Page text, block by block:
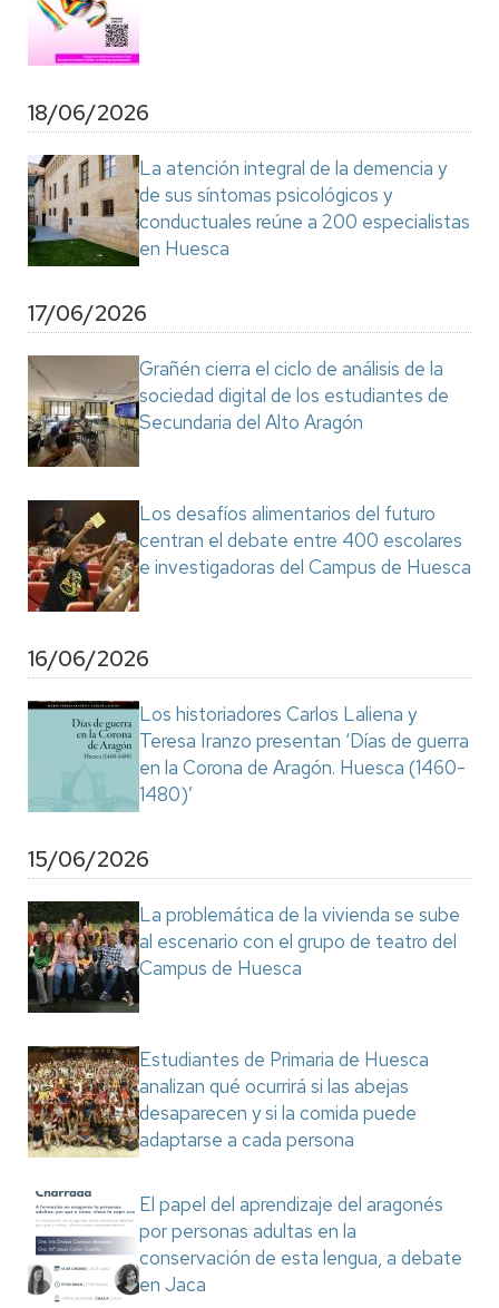
18/06/2026
La atención integral de la demencia y
de sus síntomas psicológicos y
conductuales reúne a 200 especialistas
en Huesca
17/06/2026
Grañén cierra el ciclo de análisis de la
sociedad digital de los estudiantes de
Secundaria del Alto Aragón
Los desafíos alimentarios del futuro
centran el debate entre 400 escolares
e investigadoras del Campus de Huesca
16/06/2026
Los historiadores Carlos Laliena y
Teresa Iranzo presentan ‘Días de guerra
en la Corona de Aragón. Huesca (1460-
1480)’
15/06/2026
La problemática de la vivienda se sube
al escenario con el grupo de teatro del
Campus de Huesca
Estudiantes de Primaria de Huesca
analizan qué ocurrirá si las abejas
desaparecen y si la comida puede
adaptarse a cada persona
El papel del aprendizaje del aragonés
por personas adultas en la
conservación de esta lengua, a debate
en Jaca